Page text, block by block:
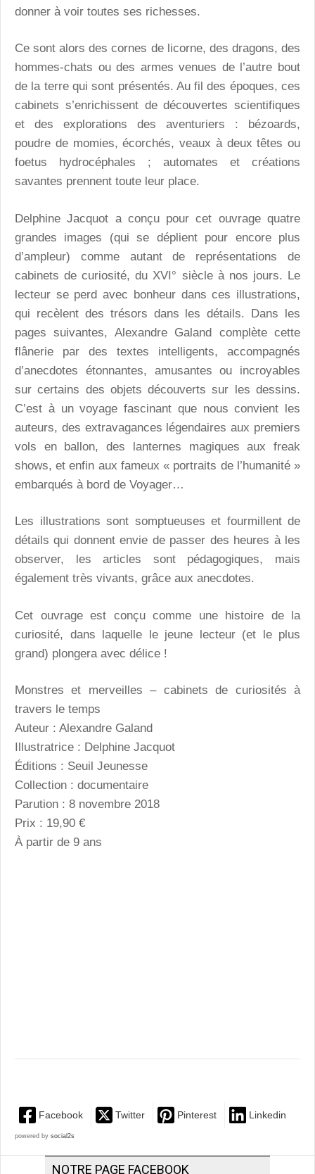
donner à voir toutes ses richesses.
Ce sont alors des cornes de licorne, des dragons, des
hommes-chats ou des armes venues de l’autre bout
de la terre qui sont présentés. Au fil des époques, ces
cabinets s’enrichissent de découvertes scientifiques
et des explorations des aventuriers : bézoards,
poudre de momies, écorchés, veaux à deux têtes ou
foetus hydrocéphales ; automates et créations
savantes prennent toute leur place.
Delphine Jacquot a conçu pour cet ouvrage quatre
grandes images (qui se déplient pour encore plus
d’ampleur) comme autant de représentations de
cabinets de curiosité, du XVI° siècle à nos jours. Le
lecteur se perd avec bonheur dans ces illustrations,
qui recèlent des trésors dans les détails. Dans les
pages suivantes, Alexandre Galand complète cette
flânerie par des textes intelligents, accompagnés
d’anecdotes étonnantes, amusantes ou incroyables
sur certains des objets découverts sur les dessins.
C’est à un voyage fascinant que nous convient les
auteurs, des extravagances légendaires aux premiers
vols en ballon, des lanternes magiques aux freak
shows, et enfin aux fameux « portraits de l’humanité »
embarqués à bord de Voyager…
Les illustrations sont somptueuses et fourmillent de
détails qui donnent envie de passer des heures à les
observer, les articles sont pédagogiques, mais
également très vivants, grâce aux anecdotes.
Cet ouvrage est conçu comme une histoire de la
curiosité, dans laquelle le jeune lecteur (et le plus
grand) plongera avec délice !
Monstres et merveilles – cabinets de curiosités à
travers le temps
Auteur : Alexandre Galand
Illustratrice : Delphine Jacquot
Éditions : Seuil Jeunesse
Collection : documentaire
Parution : 8 novembre 2018
Prix : 19,90 €
À partir de 9 ans
Facebook Twitter Pinterest Linkedin
powered by social2s
NOTRE PAGE FACEBOOK